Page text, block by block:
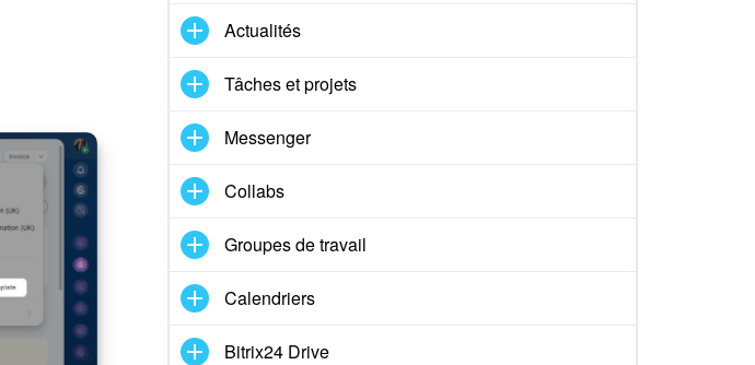
Actualités
Tâches et projets
Messenger
Collabs
Groupes de travail
Calendriers
Bitrix24 Drive